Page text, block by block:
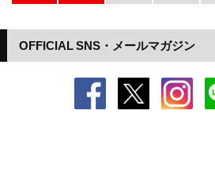
OFFICIAL SNS・メールマガジン